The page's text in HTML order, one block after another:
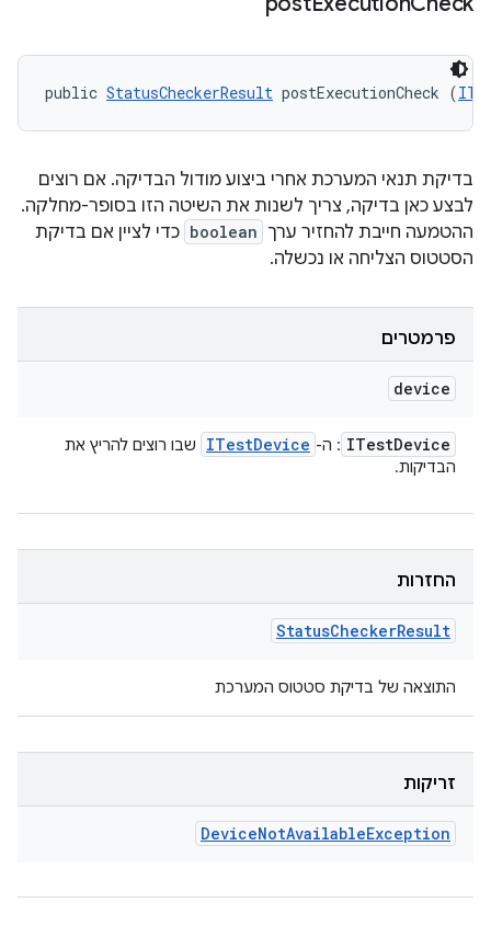
public StatusCheckerResult postExecutionCheck (
בדיקת תנאי המערכת אחרי ביצוע מודול הבדיקה. אם רוצים
לבצע כאן בדיקה, צריך לשנות את השיטה הזו בסופר-מחלקה.
ההטמעה חייבת להחזיר ערך boolean כדי לציין אם בדיקת
הסטטוס הצליחה או נכשלה.
פרמטרים
device
ITestDevice : ה- ITestDevice
שבו רוצים להריץ את
הבדיקות.
החזרות
StatusCheckerResult
התוצאה של בדיקת סטטוס המערכת
זריקות
DeviceNotAvailableException